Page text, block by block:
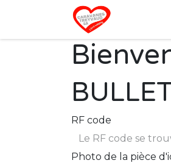
Se rendre au contenu
RF code
Photo de la pièce